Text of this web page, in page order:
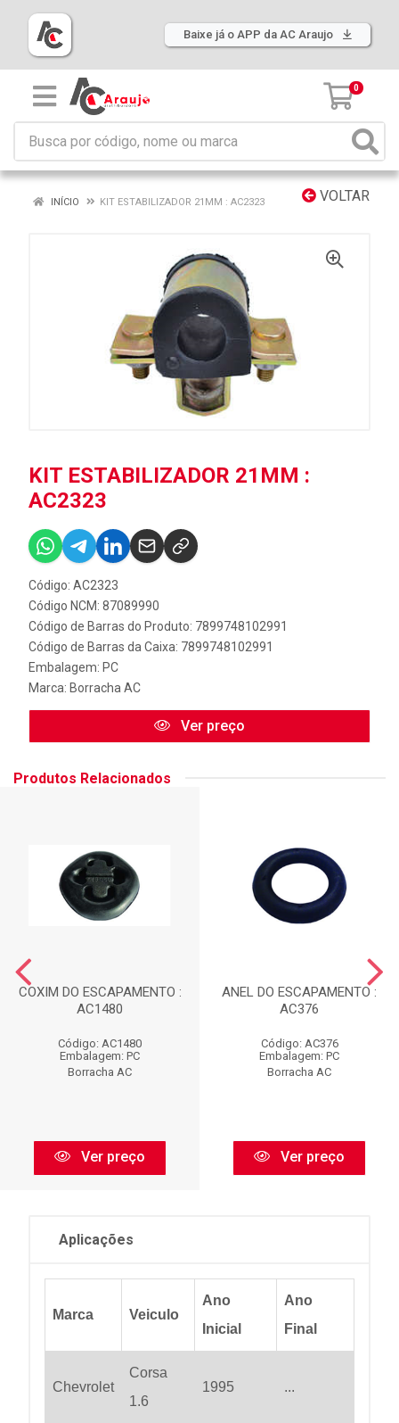
Baixe já o APP da AC Araujo
0
VOLTAR
INÍCIO KIT ESTABILIZADOR 21MM : AC2323
KIT ESTABILIZADOR 21MM :
AC2323
Código: AC2323
Código NCM: 87089990
Código de Barras do Produto: 7899748102991
Código de Barras da Caixa: 7899748102991
Embalagem: PC
Marca: Borracha AC
Ver preço
Produtos Relacionados
COXIM DO ESCAPAMENTO :
AC1480
Código: AC1480
Embalagem: PC
Borracha AC
Ver preço
ANEL DO ESCAPAMENTO :
AC376
Código: AC376
Embalagem: PC
Borracha AC
Ver preço
Aplicações
Marca Veiculo
Ano
Inicial
Ano
Final
Chevrolet
Corsa
1.6
1995 ...